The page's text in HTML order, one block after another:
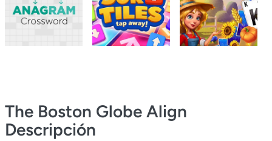
The Boston Globe Align
Descripción